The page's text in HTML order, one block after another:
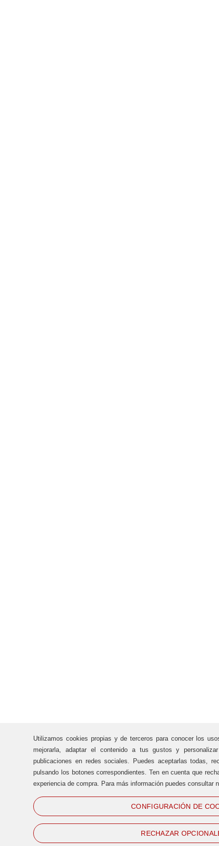
Utilizamos cookies propias y de terceros para conocer los
mejorarla, adaptar el contenido a tus gustos y
publicaciones en redes sociales. Puedes aceptarlas todas,
pulsando los botones correspondientes. Ten en cuenta que
experiencia de compra. Para más información puedes consultar
CONFIGURACIÓN DE
RECHAZAR